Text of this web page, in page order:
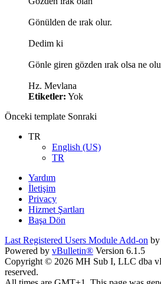
Gönülden de ırak olur.
Dedim ki
Gönle giren gözden ırak olsa ne
Hz. Mevlana
Etiketler: Yok
Önceki template Sonraki
TR
English (US)
TR
Yardım
İletişim
Privacy
Hizmet Şartları
Başa Dön
Last Registered Users Module Add-on by
Powered by vBulletin® Version 6.1.5
Copyright © 2026 MH Sub I, LLC dba
reserved.